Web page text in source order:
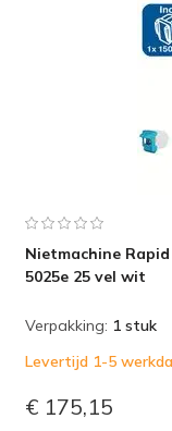
Nietmachine
5025e 25 vel wit
Verpakking: 1 stuk
Levertijd 1-5
€ 175,15